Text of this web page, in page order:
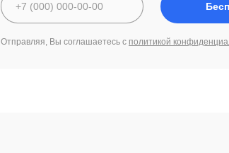
Отправляя, Вы соглашаетесь с политикой